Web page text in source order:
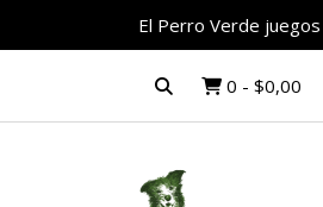
El Perro Verde
0 - $0,00